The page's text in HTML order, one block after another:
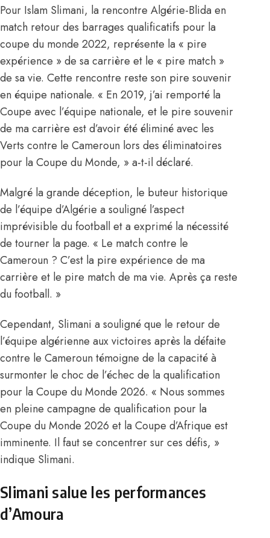
Pour Islam Slimani, la rencontre Algérie-Blida en
match retour des barrages qualificatifs pour la
coupe du monde 2022, représente la « pire
expérience » de sa carrière et le « pire match »
de sa vie. Cette rencontre reste son pire souvenir
en équipe nationale. « En 2019, j’ai remporté la
Coupe avec l’équipe nationale, et le pire souvenir
de ma carrière est d’avoir été éliminé avec les
Verts contre le Cameroun lors des éliminatoires
pour la Coupe du Monde, » a-t-il déclaré.
Malgré la grande déception, le buteur historique
de l’équipe d’Algérie a souligné l’aspect
imprévisible du football et a exprimé la nécessité
de tourner la page. « Le match contre le
Cameroun ? C’est la pire expérience de ma
carrière et le pire match de ma vie. Après ça reste
du football. »
Cependant, Slimani a souligné que le retour de
l’équipe algérienne aux victoires après la défaite
contre le Cameroun témoigne de la capacité à
surmonter le choc de l’échec de la qualification
pour la Coupe du Monde 2026. « Nous sommes
en pleine campagne de qualification pour la
Coupe du Monde 2026 et la Coupe d’Afrique est
imminente. Il faut se concentrer sur ces défis, »
indique Slimani.
Slimani salue les performances
d’Amoura